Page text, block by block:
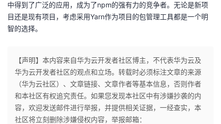
中得到了广泛的应用，成为了npm的强有力的竞争者。无论是新项
目还是现有项目，考虑采用Yarn作为项目的包管理工具都是一个明
智的选择。
【声明】本内容来自华为云开发者社区博主，不代表华为云及
华为云开发者社区的观点和立场。转载时必须标注文章的来源
（华为云社区）、文章链接、文章作者等基本信息，否则作者
和本社区有权追究责任。如果您发现本社区中有涉嫌抄袭的内
容，欢迎发送邮件进行举报，并提供相关证据，一经查实，本
社区将立刻删除涉嫌侵权内容，举报邮箱：